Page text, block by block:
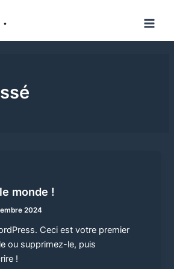
monde !
2024
Ceci est votre premier
ou supprimez-le, puis
!